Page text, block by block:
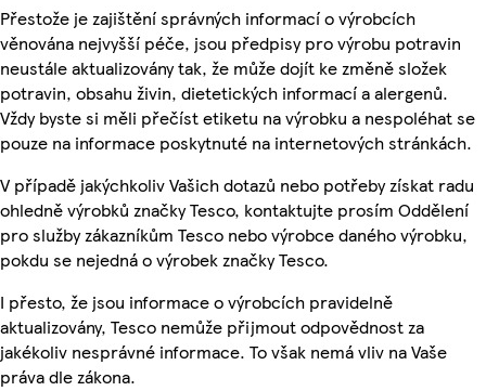
Přestože je zajištění správných informací o výrobcích
věnována nejvyšší péče, jsou předpisy pro výrobu potravin
neustále aktualizovány tak, že může dojít ke změně složek
potravin, obsahu živin, dietetických informací a alergenů.
Vždy byste si měli přečíst etiketu na výrobku a nespoléhat se
pouze na informace poskytnuté na internetových stránkách.
V případě jakýchkoliv Vašich dotazů nebo potřeby získat radu
ohledně výrobků značky Tesco, kontaktujte prosím Oddělení
pro služby zákazníkům Tesco nebo výrobce daného výrobku,
pokdu se nejedná o výrobek značky Tesco.
I přesto, že jsou informace o výrobcích pravidelně
aktualizovány, Tesco nemůže přijmout odpovědnost za
jakékoliv nesprávné informace. To však nemá vliv na Vaše
práva dle zákona.